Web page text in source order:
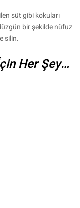
süt gibi kokuları
bir şekilde nüfuz
silin.
Her Şey…